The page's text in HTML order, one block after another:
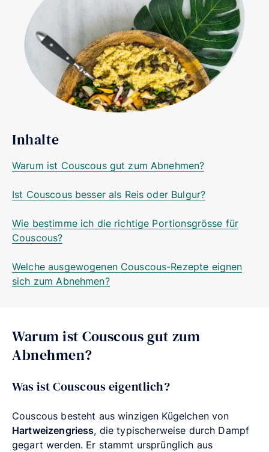
Inhalte
Warum ist Couscous gut zum Abnehmen?
Ist Couscous besser als Reis oder Bulgur?
Wie bestimme ich die richtige Portionsgrösse für
Couscous?
Welche ausgewogenen Couscous-Rezepte eignen
sich zum Abnehmen?
Warum ist Couscous gut zum
Abnehmen?
Was ist Couscous eigentlich?
Couscous besteht aus winzigen Kügelchen von
Hartweizengriess, die typischerweise durch Dampf
gegart werden. Er stammt ursprünglich aus